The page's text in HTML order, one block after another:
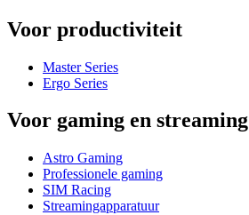
Voor productiviteit
Master Series
Ergo Series
Voor gaming en streaming
Astro Gaming
Professionele gaming
SIM Racing
Streamingapparatuur